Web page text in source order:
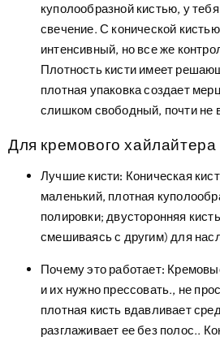
куполообразной кистью, у
свечение. С конической
интенсивный, но все же
Плотность кисти имеет
плотная упаковка создает
слишком свободный, почти не
Для кремового хайлайтера
Лучшие кисти: Коническая
маленький, плотная
полировки; двусторонняя
смешиваясь с другим) для
Почему это работает:
и их нужно прессовать., не
плотная кисть вдавливает
разглаживает ее без полос..